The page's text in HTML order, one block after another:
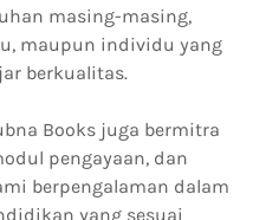
masing-masing,
maupun individu yang
berkualitas.
Books juga bermitra
pengayaan, dan
berpengalaman dalam
yang sesuai